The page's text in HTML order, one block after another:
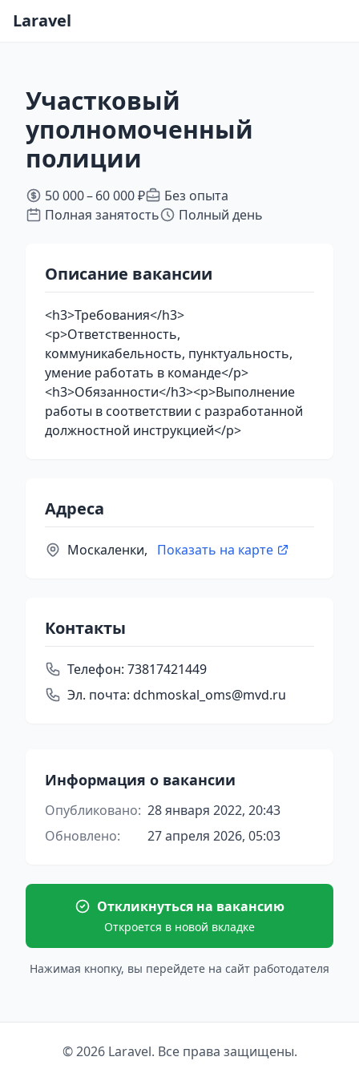
Laravel
Участковый
уполномоченный
полиции
50 000 – 60 000 ₽
Без опыта
Полная занятость
Полный день
Описание вакансии
<h3>Требования</h3>
<p>Ответственность,
коммуникабельность, пунктуальность,
умение работать в команде</p>
<h3>Обязанности</h3><p>Выполнение
работы в соответствии с разработанной
должностной инструкцией</p>
Адреса
Москаленки, Показать на карте
Контакты
Телефон: 73817421449
Эл. почта: dchmoskal_oms@mvd.ru
Информация о вакансии
Опубликовано: 28 января 2022, 20:43
Обновлено:
27 апреля 2026, 05:03
Откликнуться на вакансию
Откроется в новой вкладке
Нажимая кнопку, вы перейдете на сайт работодателя
© 2026 Laravel. Все права защищены.